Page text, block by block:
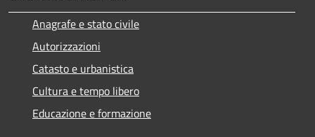
Anagrafe e stato civile
Autorizzazioni
Catasto e urbanistica
Cultura e tempo libero
Educazione e formazione